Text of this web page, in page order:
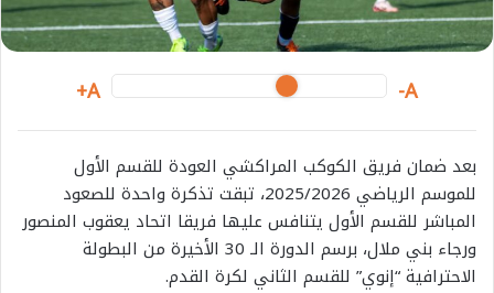
A-
A+
بعد ضمان فريق الكوكب المراكشي العودة للقسم الأول
للموسم الرياضي 2025/2026، تبقت تذكرة واحدة للصعود
المباشر للقسم الأول يتنافس عليها فريقا اتحاد يعقوب المنصور
ورجاء بني ملال، برسم الدورة الـ 30 الأخيرة من البطولة
الاحترافية “إنوي” للقسم الثاني لكرة القدم.